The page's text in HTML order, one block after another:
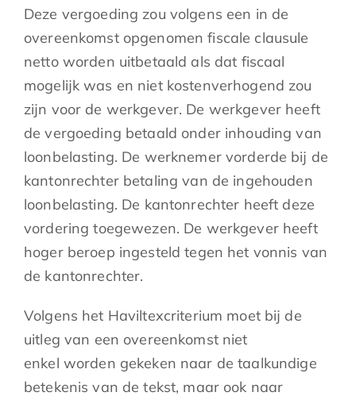
Deze vergoeding zou volgens een in de
overeenkomst opgenomen fiscale clausule
netto worden uitbetaald als dat fiscaal
mogelijk was en niet kostenverhogend zou
zijn voor de werkgever. De werkgever heeft
de vergoeding betaald onder inhouding van
loonbelasting. De werknemer vorderde bij de
kantonrechter betaling van de ingehouden
loonbelasting. De kantonrechter heeft deze
vordering toegewezen. De werkgever heeft
hoger beroep ingesteld tegen het vonnis van
de kantonrechter.
Volgens het Haviltexcriterium moet bij de
uitleg van een overeenkomst niet
enkel worden gekeken naar de taalkundige
betekenis van de tekst, maar ook naar